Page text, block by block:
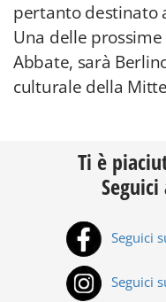
pertanto destinato
Una delle
Abbate, sarà
culturale della
Ti è
Seguici
Seguici